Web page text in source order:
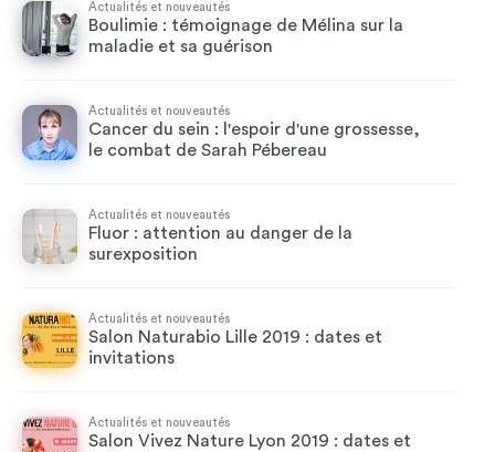
Actualités et nouveautés
Boulimie : témoignage de Mélina sur la
maladie et sa guérison
Actualités et nouveautés
Cancer du sein : l'espoir d'une grossesse,
le combat de Sarah Pébereau
Actualités et nouveautés
Fluor : attention au danger de la
surexposition
Actualités et nouveautés
Salon Naturabio Lille 2019 : dates et
invitations
Actualités et nouveautés
Salon Vivez Nature Lyon 2019 : dates et